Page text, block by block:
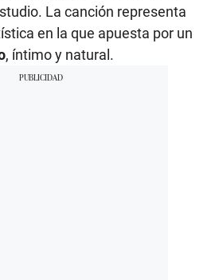
La canción representa
en la que apuesta por un
, íntimo y natural.